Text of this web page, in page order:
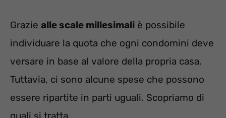
Grazie alle scale millesimali è possibile
individuare la quota che ogni condomini deve
versare in base al valore della propria casa.
Tuttavia, ci sono alcune spese che possono
essere ripartite in parti uguali. Scopriamo di